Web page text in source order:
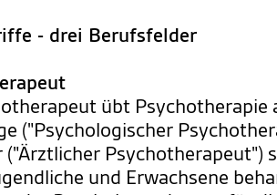
- drei Berufsfelder
übt Psychotherapie
("Psychologischer
("Ärztlicher Psychotherapeut")
und Erwachsene